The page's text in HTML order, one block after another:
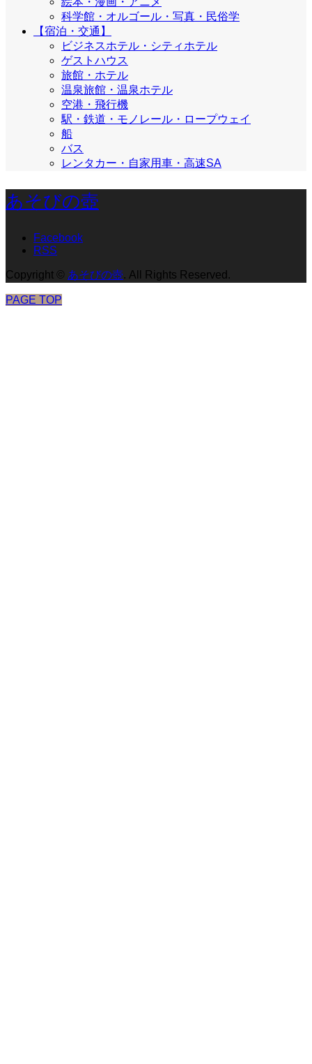
科学館・オルゴール・写真・民俗学
【宿泊・交通】
ビジネスホテル・シティホテル
ゲストハウス
旅館・ホテル
温泉旅館・温泉ホテル
空港・飛行機
駅・鉄道・モノレール・ロープウェイ
船
バス
レンタカー・自家用車・高速SA
あそびの壺
Facebook
RSS
Copyright © あそびの壺. All Rights Reserved.
PAGE TOP